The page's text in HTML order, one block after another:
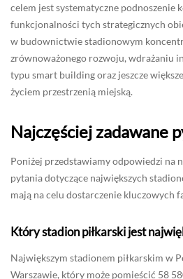
celem jest systematyczne podnoszenie
funkcjonalności tych strategicznych
w budownictwie stadionowym
zrównoważonego rozwoju, wdrażaniu
typu smart building oraz jeszcze
życiem przestrzenią miejską.
Najczęściej zadawane
Poniżej przedstawiamy odpowiedzi na
pytania dotyczące największych
mają na celu dostarczenie kluczowych
Który stadion piłkarski jest
Największym stadionem piłkarskim w
Warszawie, który może pomieścić 58